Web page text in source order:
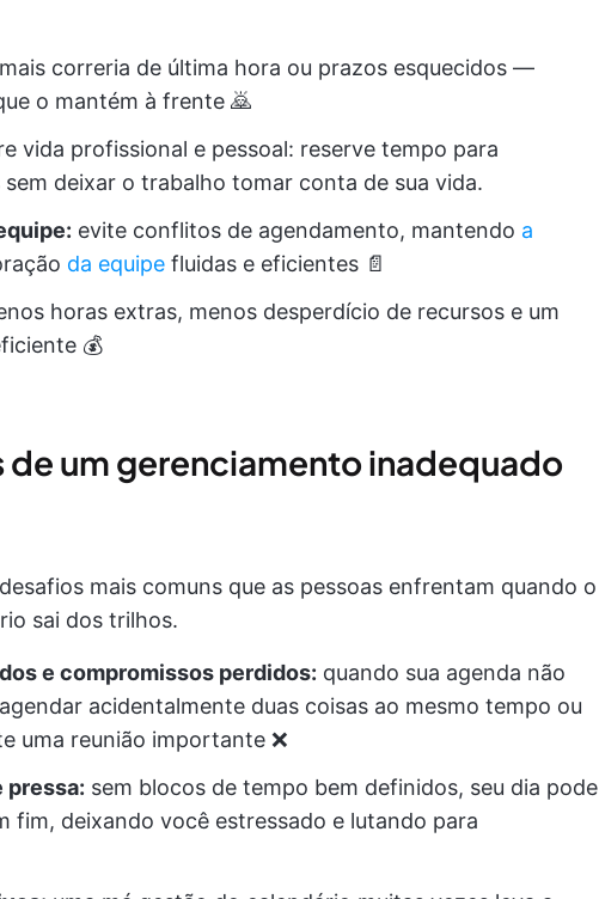
correria de última hora ou prazos esquecidos —
o mantém à frente 🙇
vida profissional e pessoal: reserve tempo para
deixar o trabalho tomar conta de sua vida.
evite conflitos de agendamento, mantendo a
da equipe fluidas e eficientes 📄
horas extras, menos desperdício de recursos e um
💰
de um gerenciamento inadequado
mais comuns que as pessoas enfrentam quando o
sai dos trilhos.
e compromissos perdidos: quando sua agenda não
acidentalmente duas coisas ao mesmo tempo ou
uma reunião importante ❌
pressa: sem blocos de tempo bem definidos, seu dia pode
fim, deixando você estressado e lutando para